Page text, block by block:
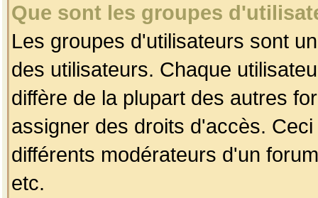
Que sont les groupes
Les groupes d'utilisateurs sont
des utilisateurs. Chaque
diffère de la plupart des autres
assigner des droits d'accès.
différents modérateurs d'un
etc.